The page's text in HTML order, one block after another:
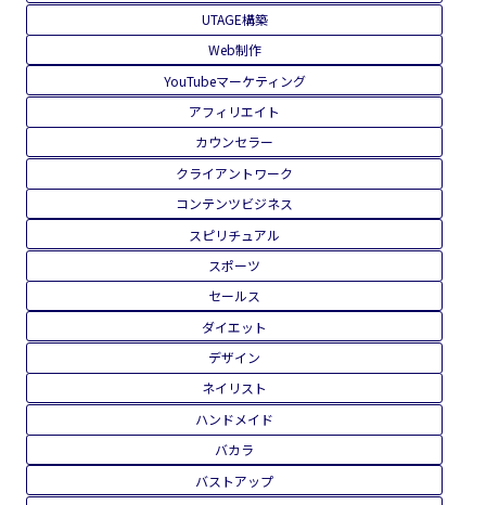
受講生実績一覧
AI
Instagramマーケティング
LINE
SNSマーケティング
TikTokマーケティング
Udemy
UTAGE構築
Web制作
YouTubeマーケティング
アフィリエイト
カウンセラー
クライアントワーク
コンテンツビジネス
スピリチュアル
スポーツ